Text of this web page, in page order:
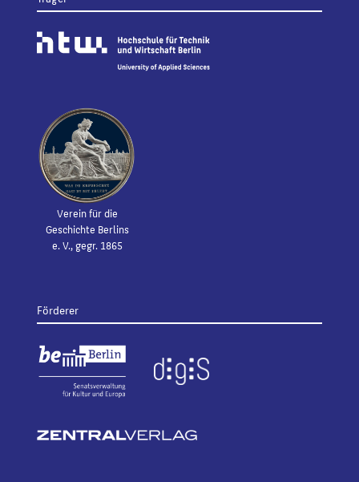
Verein für die
Geschichte Berlins
e. V., gegr. 1865
Förderer